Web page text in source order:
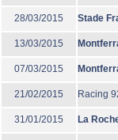
28/03/2015 Stade
13/03/2015
07/03/2015
21/02/2015 Racing
31/01/2015 La